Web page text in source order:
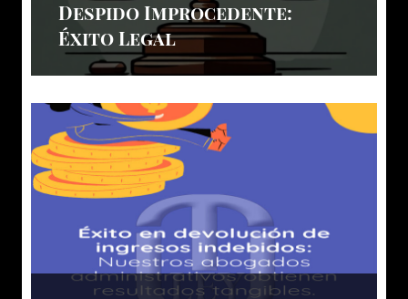
Despido Improcedente:
Éxito Legal